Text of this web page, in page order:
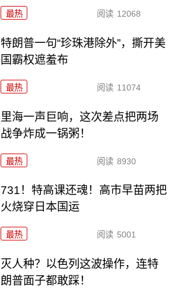
最热 阅读 12068
特朗普一句“珍珠港除外”，撕开美
国霸权遮羞布
最热 阅读 11074
里海一声巨响，这次差点把两场
战争炸成一锅粥！
最热 阅读 8930
731！特高课还魂！高市早苗两把
火烧穿日本国运
最热 阅读 5001
灭人种？以色列这波操作，连特
朗普面子都敢踩！